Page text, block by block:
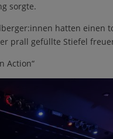
sorgte.
hatten einen
prall gefüllte Stiefel
Action“